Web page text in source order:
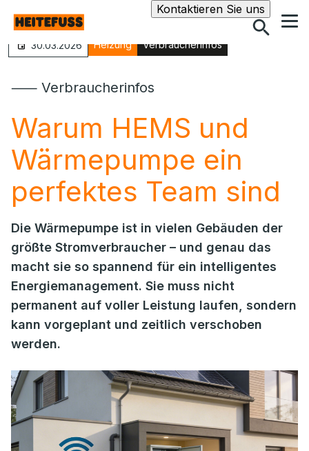
Kontaktieren Sie unsSuche
30.03.2026 Heizung Verbraucherinfos
⸺ Verbraucherinfos
Warum HEMS und
Wärmepumpe ein
perfektes Team sind
Die Wärmepumpe ist in vielen Gebäuden der
größte Stromverbraucher – und genau das
macht sie so spannend für ein intelligentes
Energiemanagement. Sie muss nicht
permanent auf voller Leistung laufen, sondern
kann vorgeplant und zeitlich verschoben
werden.